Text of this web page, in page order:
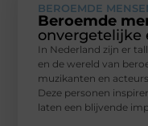
BEROEMDE
Beroemde
onvergetelijke
In Nederland zijn er
en de wereld van
muzikanten en
Deze personen
laten een blijvende